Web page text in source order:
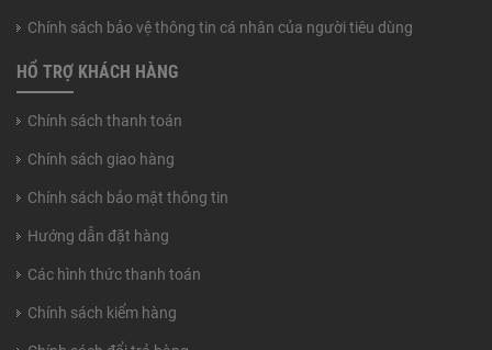
Chính sách bảo vệ thông tin cá nhân của người tiêu dùng
HỔ TRỢ KHÁCH HÀNG
Chính sách thanh toán
Chính sách giao hàng
Chính sách bảo mật thông tin
Hướng dẫn đặt hàng
Các hình thức thanh toán
Chính sách kiểm hàng